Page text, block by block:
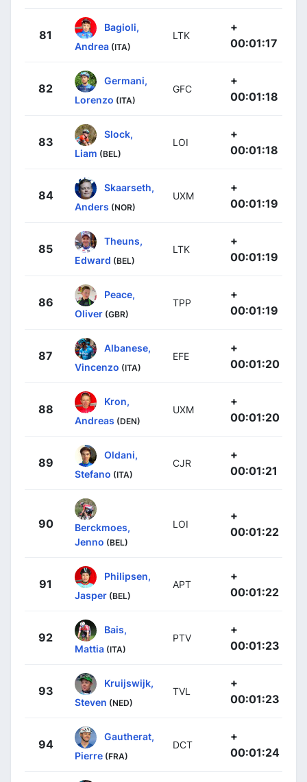
81
Bagioli,
Andrea (ITA)
LTK
+
00:01:17
82
Germani,
Lorenzo (ITA)
GFC
+
00:01:18
83
Slock,
Liam (BEL)
LOI
+
00:01:18
84
Skaarseth,
Anders (NOR)
UXM
+
00:01:19
85
Theuns,
Edward (BEL)
LTK
+
00:01:19
86
Peace,
Oliver (GBR)
TPP
+
00:01:19
87
Albanese,
Vincenzo (ITA)
EFE
+
00:01:20
88
Kron,
Andreas (DEN)
UXM
+
00:01:20
89
Oldani,
Stefano (ITA)
CJR
+
00:01:21
90
Berckmoes,
Jenno (BEL)
LOI
+
00:01:22
91
Philipsen,
Jasper (BEL)
APT
+
00:01:22
92
Bais,
Mattia (ITA)
PTV
+
00:01:23
93
Kruijswijk,
Steven (NED)
TVL
+
00:01:23
94
Gautherat,
Pierre (FRA)
DCT
+
00:01:24